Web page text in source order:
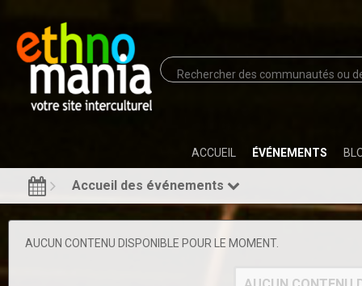
ACCUEIL ÉVÉNEMENTS
Accueil des événements
AUCUN CONTENU DISPONIBLE POUR LE MOMENT.